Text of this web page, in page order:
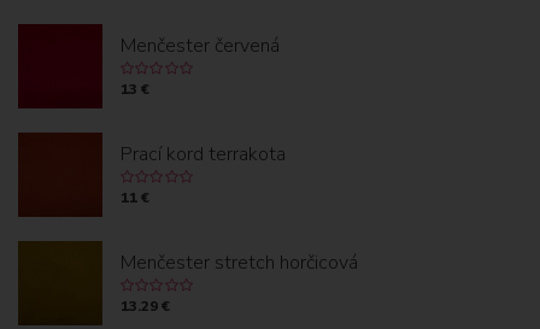
Menčester červená
13 €
Prací kord terrakota
11 €
Menčester stretch horčicová
13.29 €